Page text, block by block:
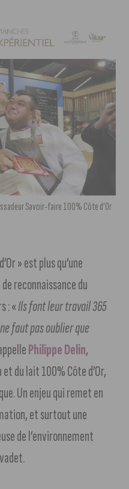
Savoir-faire 100% Côte d’Or
» est plus qu’une
reconnaissance du
: «Ils font leur travail 365
faut pas oublier que
Philippe Delin,
du lait 100% Côte d’Or,
Un enjeu qui remet en
et surtout une
de l’environnement